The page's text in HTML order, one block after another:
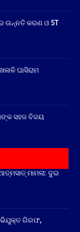
ଉନ୍ନତି କରଣ ଓ 5T
ଘାସିରାମ
ସହଜ ବିଜୟ
ମାମଲା: ଦୁଇ
ଗିରଫ,